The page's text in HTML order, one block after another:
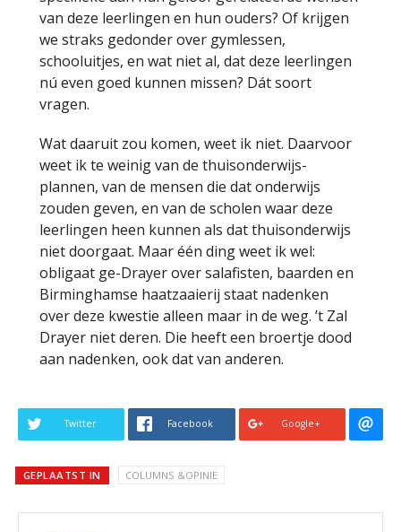
van deze leerlingen en hun ouders? Of krijgen
we straks gedonder over gymlessen,
schooluitjes, en wat niet al, dat deze leerlingen
nú even goed kunnen missen? Dát soort
vragen.
Wat daaruit zou komen, weet ik niet. Daarvoor
weet ik te weinig van de thuisonderwijs-
plannen, van de mensen die dat onderwijs
zouden geven, en van de scholen waar deze
leerlingen heen kunnen als dat thuisonderwijs
niet doorgaat. Maar één ding weet ik wel:
obligaat ge-Drayer over salafisten, baarden en
Birminghamse haatzaaierij staat nadenken
over deze kwestie alleen maar in de weg. ’t Zal
Drayer niet deren. Die heeft een broertje dood
aan nadenken, ook dat van anderen.
Twitter Facebook Google+
GEPLAATST IN COLUMNS &OPINIE